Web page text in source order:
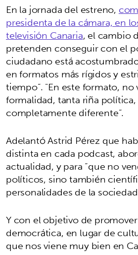
En la jornada del estreno,
presidenta de la cámara, en
televisión Canaria, el cambio
pretenden conseguir con el
ciudadano está
en formatos más rígidos y
tiempo”. "En este formato, no
formalidad, tanta riña
completamente diferente”.
Adelantó Astrid Pérez que
distinta en cada podcast,
actualidad, y para “que no
políticos, sino también
personalidades de la
Y con el objetivo de
democrática, en lugar de
que nos viene muy bien en